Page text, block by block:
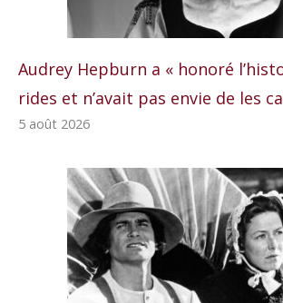
Audrey Hepburn a « honoré
rides et n’avait pas envie de les
5 août 2026